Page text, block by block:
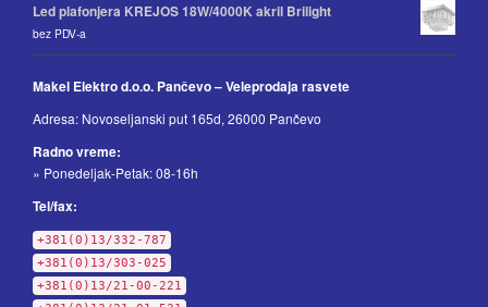
Led plafonjera KREJOS 18W/4000K akril Brilight
bez PDV-a
Makel Elektro d.o.o. Pančevo – Veleprodaja rasvete
Adresa: Novoseljanski put 165d, 26000 Pančevo
Radno vreme:
» Ponedeljak-Petak: 08-16h
Tel/fax:
+381(0)13/332-787
+381(0)13/303-025
+381(0)13/21-00-221